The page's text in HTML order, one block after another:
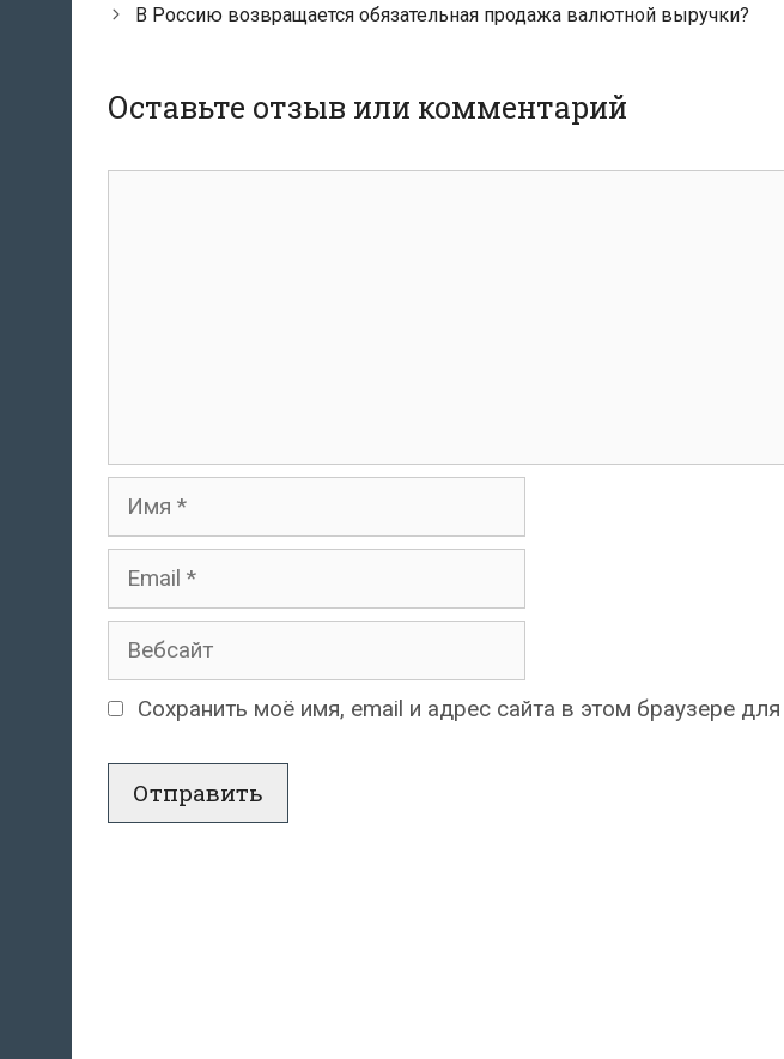
по
В Россию возвращается обязательная продажа валютной выручки?
Оставьте отзыв или комментарий
Имя
Email
Вебсайт
Сохранить моё имя, email и адрес сайта в этом браузере